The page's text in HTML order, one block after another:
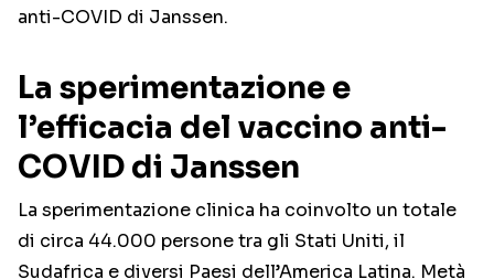
anti-COVID di Janssen.
La sperimentazione e
l’efficacia del vaccino anti-
COVID di Janssen
La sperimentazione clinica ha coinvolto un totale
di circa 44.000 persone tra gli Stati Uniti, il
Sudafrica e diversi Paesi dell’America Latina. Metà